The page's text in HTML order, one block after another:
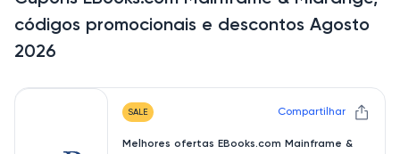
códigos promocionais e descontos Agosto
2026
SALE Compartilhar
Melhores ofertas EBooks.com Mainframe &